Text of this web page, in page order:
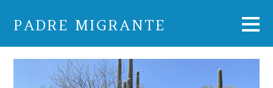
PADRE MIGRANTE